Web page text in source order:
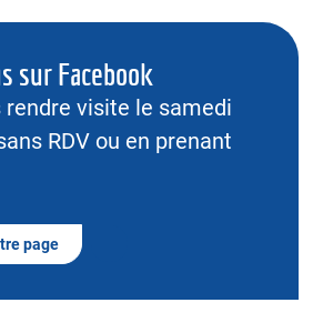
sur Facebook
rendre visite le samedi
RDV ou en prenant
page